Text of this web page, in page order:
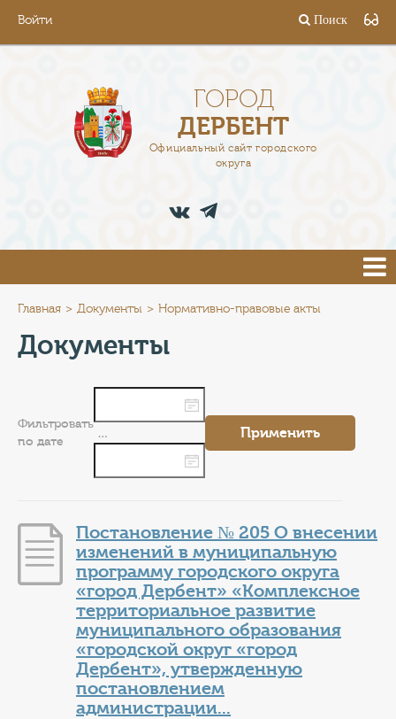
Войти Поиск
ГОРОД
ДЕРБЕНТ
Официальный сайт городского
округа
АДМИНИСТРАЦИЯ
ПРЕСС-ЦЕНТР
ТУРИСТАМ
ТАРИФЫ
КАТАЛОГ УСЛУГ
СЛУЖБА ПО КОНТРАКТУ
Главная Документы Нормативно-правовые акты
Документы
Фильтровать
по дате
… Применить
Постановление № 205 О внесении
изменений в муниципальную
программу городского округа
«город Дербент» «Комплексное
территориальное развитие
муниципального образования
«городской округ «город
Дербент», утвержденную
постановлением
администрации...